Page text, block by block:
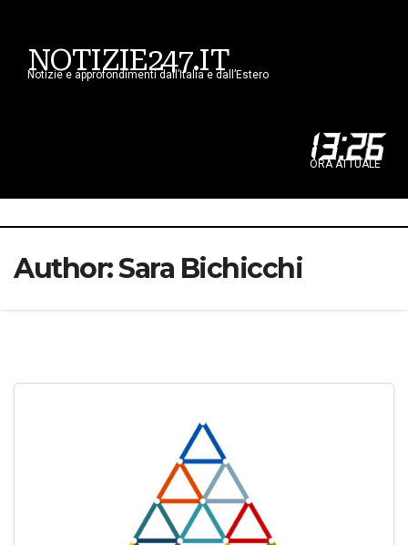
NOTIZIE247.IT
Notizie e approfondimenti dall’Italia e dall’Estero
13:26
ORA ATTUALE
Author:Sara Bichicchi